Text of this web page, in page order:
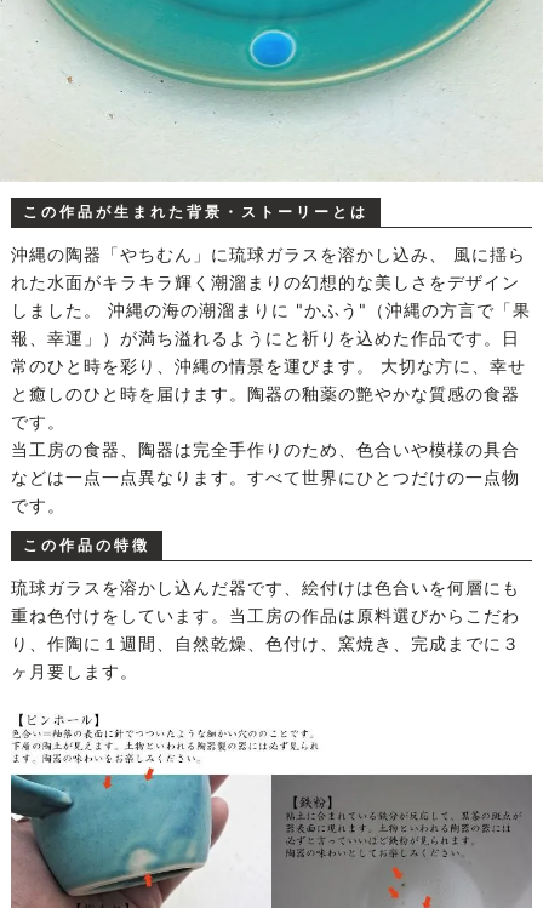
この作品が生まれた背景・ストーリーとは
沖縄の陶器「やちむん」に琉球ガラスを溶かし込み、 風に揺ら
れた水面がキラキラ輝く潮溜まりの幻想的な美しさをデザイン
しました。 沖縄の海の潮溜まりに "かふう"（沖縄の方言で「果
報、幸運」）が満ち溢れるようにと祈りを込めた作品です。日
常のひと時を彩り、沖縄の情景を運びます。 大切な方に、幸せ
と癒しのひと時を届けます。陶器の釉薬の艶やかな質感の食器
です。
当工房の食器、陶器は完全手作りのため、色合いや模様の具合
などは一点一点異なります。すべて世界にひとつだけの一点物
です。
この作品の特徴
琉球ガラスを溶かし込んだ器です、絵付けは色合いを何層にも
重ね色付けをしています。当工房の作品は原料選びからこだわ
り、作陶に１週間、自然乾燥、色付け、窯焼き、完成までに３
ヶ月要します。